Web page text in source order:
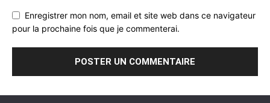
Enregistrer mon nom, email et site web dans ce navigateur
pour la prochaine fois que je commenterai.